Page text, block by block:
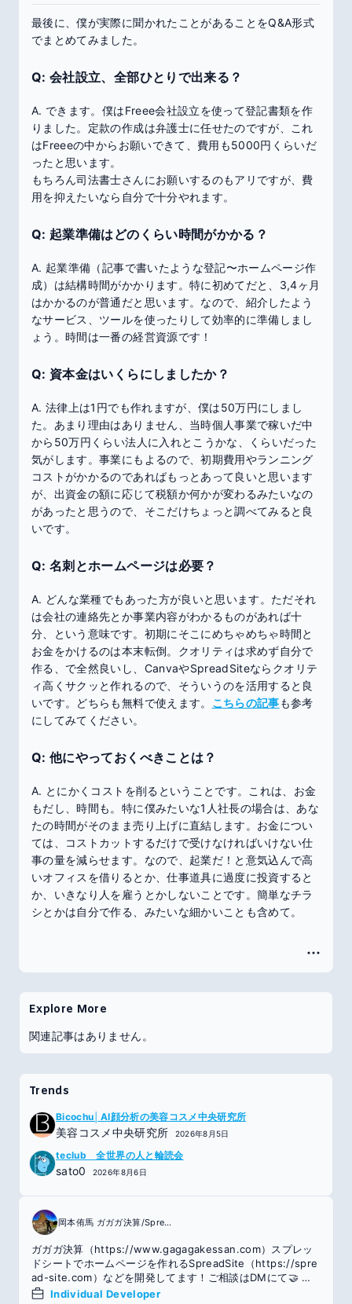
最後に、僕が実際に聞かれたことがあることをQ&A形式
でまとめてみました。
Q: 会社設立、全部ひとりで出来る？
A. できます。僕はFreee会社設立を使って登記書類を作
りました。定款の作成は弁護士に任せたのですが、これ
はFreeeの中からお願いできて、費用も5000円くらいだ
ったと思います。
もちろん司法書士さんにお願いするのもアリですが、費
用を抑えたいなら自分で十分やれます。
Q: 起業準備はどのくらい時間がかかる？
A. 起業準備（記事で書いたような登記〜ホームページ作
成）は結構時間がかかります。特に初めてだと、3,4ヶ月
はかかるのが普通だと思います。なので、紹介したよう
なサービス、ツールを使ったりして効率的に準備しまし
ょう。時間は一番の経営資源です！
Q: 資本金はいくらにしましたか？
A. 法律上は1円でも作れますが、僕は50万円にしまし
た。あまり理由はありません、当時個人事業で稼いだ中
から50万円くらい法人に入れとこうかな、くらいだった
気がします。事業にもよるので、初期費用やランニング
コストがかかるのであればもっとあって良いと思います
が、出資金の額に応じて税額か何かが変わるみたいなの
があったと思うので、そこだけちょっと調べてみると良
いです。
Q: 名刺とホームページは必要？
A. どんな業種でもあった方が良いと思います。ただそれ
は会社の連絡先とか事業内容がわかるものがあれば十
分、という意味です。初期にそこにめちゃめちゃ時間と
お金をかけるのは本末転倒。クオリティは求めず自分で
作る、で全然良いし、CanvaやSpreadSiteならクオリテ
ィ高くサクッと作れるので、そういうのを活用すると良
いです。どちらも無料で使えます。 こちらの記事も参考
にしてみてください。
Q: 他にやっておくべきことは？
A. とにかくコストを削るということです。これは、お金
もだし、時間も。特に僕みたいな1人社長の場合は、あな
たの時間がそのまま売り上げに直結します。お金につい
ては、コストカットするだけで受けなければいけない仕
事の量を減らせます。なので、起業だ！と意気込んで高
いオフィスを借りるとか、仕事道具に過度に投資すると
か、いきなり人を雇うとかしないことです。簡単なチラ
シとかは自分で作る、みたいな細かいことも含めて。
Explore More
関連記事はありません。
Trends
Bicochu│AI顔分析の美容コスメ中央研究所
美容コスメ中央研究所 2026年8月5日
teclub 全世界の人と輪読会
sato0 2026年8月6日
岡本侑馬 ガガガ決算/SpreadSite
ガガガ決算（https://www.gagagakessan.com）スプレッ
ドシートでホームページを作れるSpreadSite（https://spre
ad-site.com）などを開発してます！ご相談はDMにて🤝 東
大卒/エンジニア/Abeam Tech株式会社
Individual Developer